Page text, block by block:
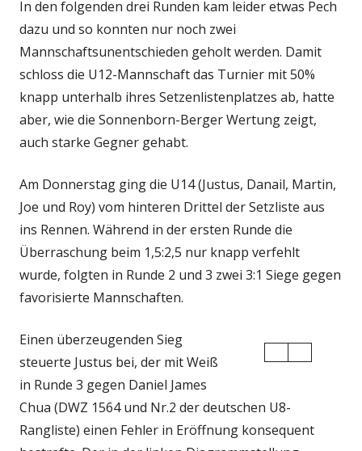
In den folgenden drei Runden kam leider etwas Pech
dazu und so konnten nur noch zwei
Mannschaftsunentschieden geholt werden. Damit
schloss die U12-Mannschaft das Turnier mit 50%
knapp unterhalb ihres Setzenlistenplatzes ab, hatte
aber, wie die Sonnenborn-Berger Wertung zeigt,
auch starke Gegner gehabt.
Am Donnerstag ging die U14 (Justus, Danail, Martin,
Joe und Roy) vom hinteren Drittel der Setzliste aus
ins Rennen. Während in der ersten Runde die
Überraschung beim 1,5:2,5 nur knapp verfehlt
wurde, folgten in Runde 2 und 3 zwei 3:1 Siege gegen
favorisierte Mannschaften.
Einen überzeugenden Sieg
steuerte Justus bei, der mit Weiß
in Runde 3 gegen Daniel James
Chua (DWZ 1564 und Nr.2 der deutschen U8-
Rangliste) einen Fehler in Eröffnung konsequent